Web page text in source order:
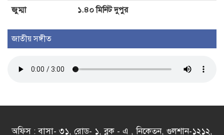
জুম্মা
১.৪০ মিনিট দুপুর
জাতীয় সঙ্গীত
অফিস : বাসা- ৩১, রোড- ১, ব্লক - এ , নিকেতন, গুলশান-১২১২,